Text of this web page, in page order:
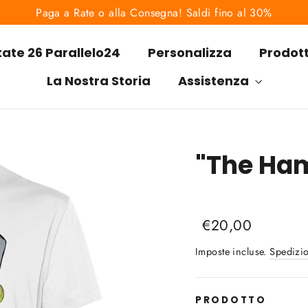
Paga a Rate o alla Consegna! Saldi fino al 30%
26 Parallelo24 Personalizza
La Nostra Storia
Assistenza
"The
Prezzo
listino
Prezzo
€20,00
Imposte incluse.
PRODOTTO